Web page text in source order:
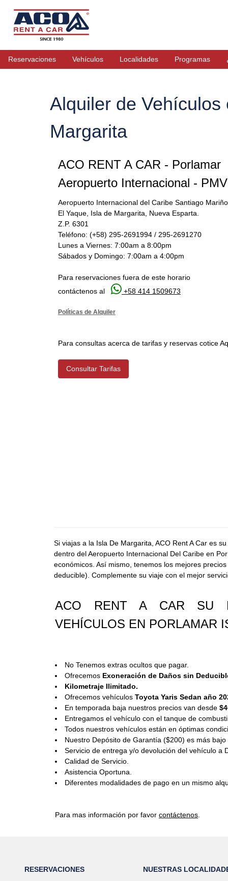
Reservaciones Vehículos Localidades Programas
Alquiler de
Margarita
ACO RENT A CAR - Porlamar
Aeropuerto Internacional - PMV
Aeropuerto Internacional del Caribe Santiago Mariño
El Yaque, Isla de Margarita, Nueva Esparta.
Z.P. 6301
Teléfono: (+58) 295-2691994 / 295-2691270
Lunes a Viernes: 7:00am a 8:00pm
Sábados y Domingo: 7:00am a 4:00pm
Para reservaciones fuera de este horario
contáctenos al  +58 414 1509673
Políticas de Alquiler
Para consultas acerca de tarifas y reservas cotice
Consultar Tarifas
Si viajas a la Isla De Margarita, ACO Rent A Car es
dentro del Aeropuerto Internacional Del Caribe en
económicos. Así mismo, tenemos los mejores
deducible). Complemente su viaje con el mejor
ACO RENT A CAR SU
VEHÍCULOS EN PORLAMAR
No Tenemos extras ocultos que pagar.
Ofrecemos Exoneración de Daños sin
Kilometraje Ilimitado.
Ofrecemos vehículos Toyota Yaris Sedan año
En temporada baja nuestros precios van desde
Entregamos el vehículo con el tanque de
Todos nuestros vehículos están en óptimas
Nuestro Depósito de Garantía ($200) es más
Servicio de entrega y/o devolución del vehículo a
Calidad de Servicio.
Asistencia Oportuna.
Diferentes modalidades de pago en un mismo
Para mas información por favor contáctenos
RESERVACIONES NUESTRAS